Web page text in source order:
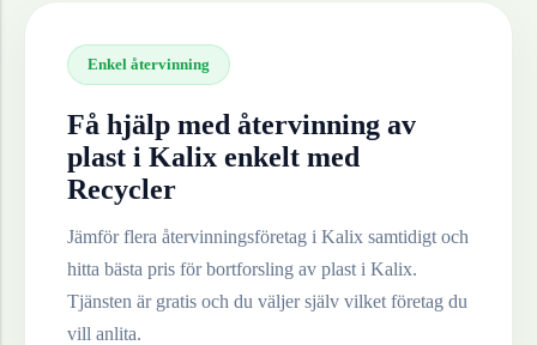
Enkel återvinning
Få hjälp med återvinning av
plast i Kalix enkelt med
Recycler
Jämför flera återvinningsföretag i Kalix samtidigt och
hitta bästa pris för bortforsling av plast i Kalix.
Tjänsten är gratis och du väljer själv vilket företag du
vill anlita.